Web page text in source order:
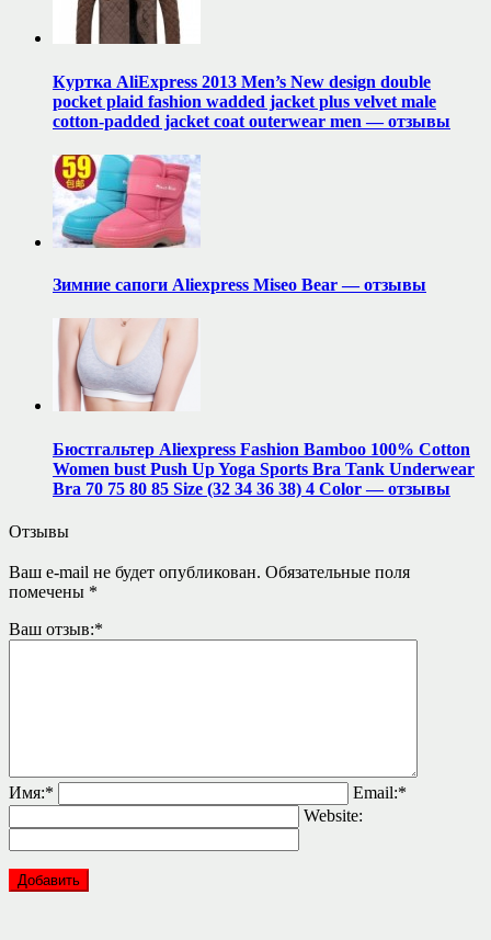
Куртка AliExpress 2013 Men’s New design double
pocket plaid fashion wadded jacket plus velvet male
cotton-padded jacket coat outerwear men — отзывы
Зимние сапоги Aliexpress Miseo Bear — отзывы
Бюстгальтер Aliexpress Fashion Bamboo 100% Cotton
Women bust Push Up Yoga Sports Bra Tank Underwear
Bra 70 75 80 85 Size (32 34 36 38) 4 Color — отзывы
Отзывы
Ваш e-mail не будет опубликован. Обязательные поля
помечены *
Ваш отзыв:*
Имя:* Email:*
Website: